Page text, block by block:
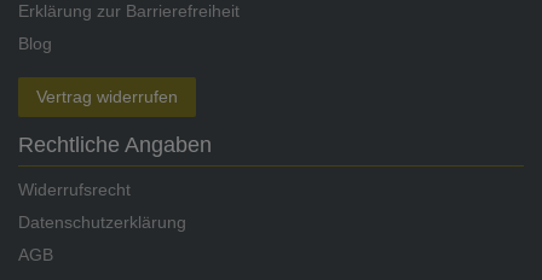
Erklärung zur Barrierefreiheit
Blog
Vertrag widerrufen
Rechtliche Angaben
Widerrufsrecht
Datenschutzerklärung
AGB